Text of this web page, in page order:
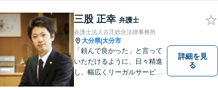
相談可】分かりやすい言葉
で、明確に判断をお示しし、
問題解決をサポートいたしま
す。
三股 正幸 弁護士
弁護士法人古庄総合法律事務所
大分県|大分市
「頼んで良かった」と言って
いただけるように、日々精進
し、幅広くリーガルサービス
詳細を見
る